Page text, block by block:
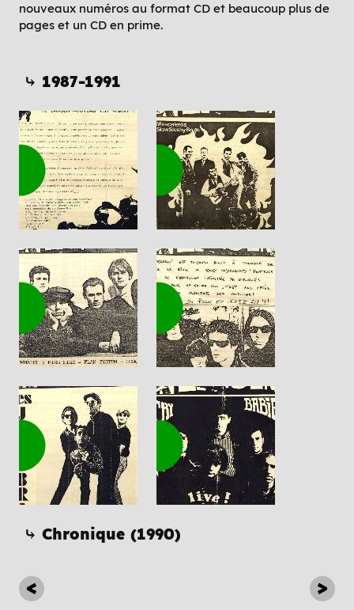
nouveaux numéros au format CD et beaucoup plus de
pages et un CD en prime.
⤷ 1987-1991
⤷ Chronique (1990)